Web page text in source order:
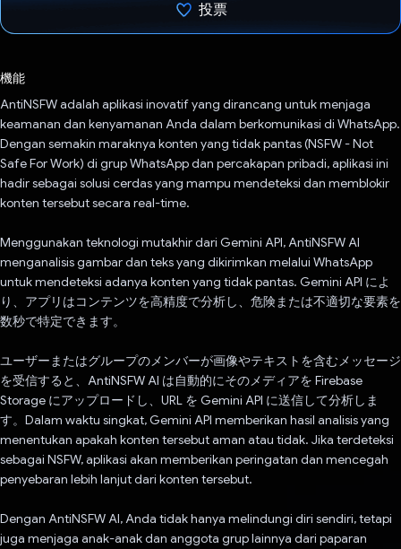
投票
機能
AntiNSFW adalah aplikasi inovatif yang dirancang untuk menjaga
keamanan dan kenyamanan Anda dalam berkomunikasi di WhatsApp.
Dengan semakin maraknya konten yang tidak pantas (NSFW - Not
Safe For Work) di grup WhatsApp dan percakapan pribadi, aplikasi ini
hadir sebagai solusi cerdas yang mampu mendeteksi dan memblokir
konten tersebut secara real-time.
Menggunakan teknologi mutakhir dari Gemini API, AntiNSFW AI
menganalisis gambar dan teks yang dikirimkan melalui WhatsApp
untuk mendeteksi adanya konten yang tidak pantas. Gemini API によ
り、アプリはコンテンツを高精度で分析し、危険または不適切な要素を
数秒で特定できます。
ユーザーまたはグループのメンバーが画像やテキストを含むメッセージ
を受信すると、AntiNSFW AI は自動的にそのメディアを Firebase
Storage にアップロードし、URL を Gemini API に送信して分析しま
す。Dalam waktu singkat, Gemini API memberikan hasil analisis yang
menentukan apakah konten tersebut aman atau tidak. Jika terdeteksi
sebagai NSFW, aplikasi akan memberikan peringatan dan mencegah
penyebaran lebih lanjut dari konten tersebut.
Dengan AntiNSFW AI, Anda tidak hanya melindungi diri sendiri, tetapi
juga menjaga anak-anak dan anggota grup lainnya dari paparan